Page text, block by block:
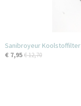
Sanibroyeur Koolstoffilter
€ 7,95€ 12,70